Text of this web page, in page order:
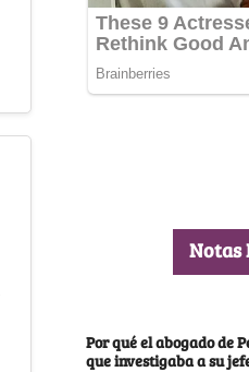
Notas
Por qué el abogado de
que investigaba a su